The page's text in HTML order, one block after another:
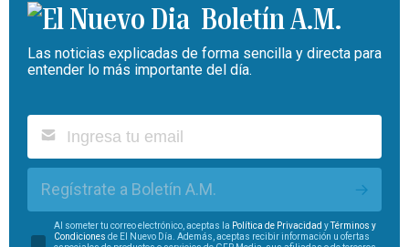
Boletín A.M.
Las noticias explicadas de forma sencilla y directa para
entender lo más importante del día.
Regístrate a Boletín A.M.
Al someter tu correo electrónico, aceptas la Política de Privacidad yTérminos y
Condiciones de El Nuevo Día. Además, aceptas recibir información u ofertas